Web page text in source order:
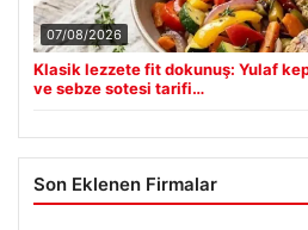
07/08/2026
Klasik lezzete fit dokunuş: Yulaf
ve sebze sotesi tarifi…
Son Eklenen Firmalar